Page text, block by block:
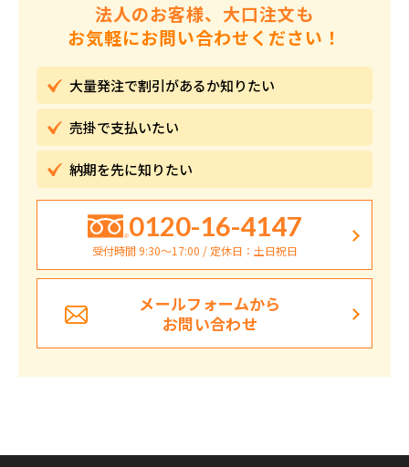
法人のお客様、大口注文も
お気軽にお問い合わせください！
大量発注で割引があるか知りたい
売掛で支払いたい
納期を先に知りたい
0120-16-4147
受付時間 9:30〜17:00 / 定休日：土日祝日
メールフォームから
お問い合わせ